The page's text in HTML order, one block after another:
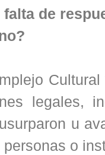
de
legales,
u
o